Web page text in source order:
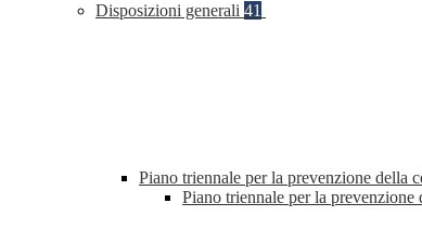
Disposizioni generali 41
Piano triennale per la prevenzione della
Piano triennale per la